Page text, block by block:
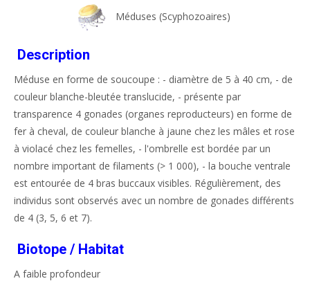
Méduses (Scyphozoaires)
Description
Méduse en forme de soucoupe : - diamètre de 5 à 40 cm, - de
couleur blanche-bleutée translucide, - présente par
transparence 4 gonades (organes reproducteurs) en forme de
fer à cheval, de couleur blanche à jaune chez les mâles et rose
à violacé chez les femelles, - l'ombrelle est bordée par un
nombre important de filaments (> 1 000), - la bouche ventrale
est entourée de 4 bras buccaux visibles. Régulièrement, des
individus sont observés avec un nombre de gonades différents
de 4 (3, 5, 6 et 7).
Biotope / Habitat
A faible profondeur